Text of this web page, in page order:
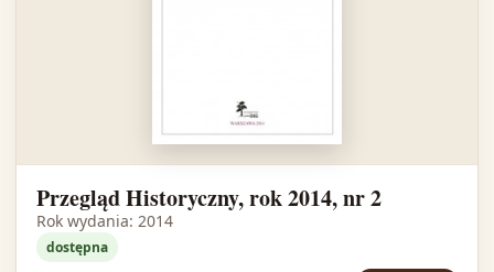
Przegląd Historyczny, rok 2014, nr 2
Rok wydania: 2014
dostępna